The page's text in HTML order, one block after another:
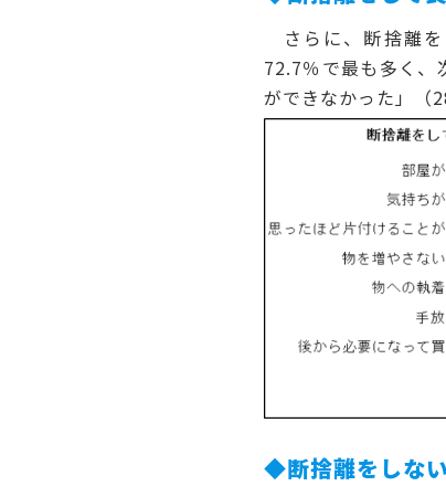
さらに、断捨離を
72.7％で最も多く、
ができなかった」（
◆断捨離をしな